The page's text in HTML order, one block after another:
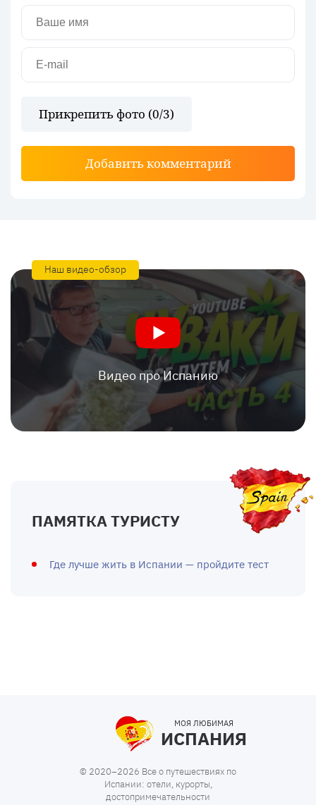
Прикрепить фото (0/3)
Добавить комментарий
Наш видео-обзор
Видео про Испанию
ПАМЯТКА ТУРИСТУ
Где лучше жить в Испании — пройдите тест
МОЯ ЛЮБИМАЯ
ИСПАНИЯ
© 2020–2026 Все о путешествиях по
Испании: отели, курорты,
достопримечательности